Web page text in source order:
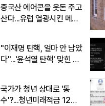
중국산 에어콘을 웃돈 주고
산다...유럽 열광시킨 메이
"이재명 탄핵, 얼마 안 남았
다"...'윤석열 탄핵' 맞힌 무
국가가 청년 상대로 '통
수'?...청년미래적금 12%